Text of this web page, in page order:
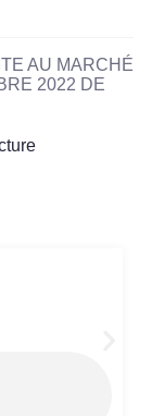
AU MARCHÉ
2022 DE